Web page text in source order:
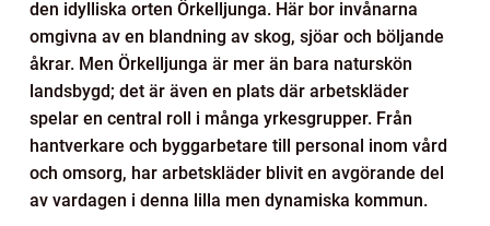
den idylliska orten Örkelljunga. Här bor invånarna
omgivna av en blandning av skog, sjöar och böljande
åkrar. Men Örkelljunga är mer än bara naturskön
landsbygd; det är även en plats där arbetskläder
spelar en central roll i många yrkesgrupper. Från
hantverkare och byggarbetare till personal inom vård
och omsorg, har arbetskläder blivit en avgörande del
av vardagen i denna lilla men dynamiska kommun.